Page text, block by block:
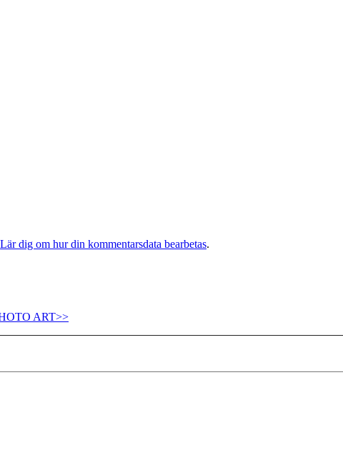
Lär dig om hur din kommentarsdata bearbetas.
ART>>